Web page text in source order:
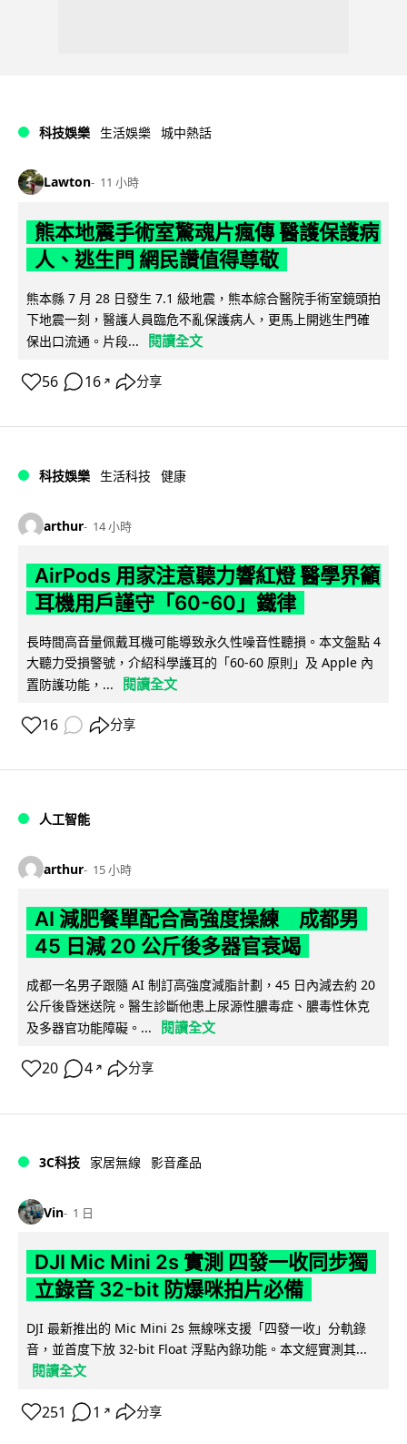
科技娛樂 生活娛樂 城中熱話
Lawton 11 小時
熊本地震手術室驚魂片瘋傳 醫護保護病
人、逃生門 網民讚值得尊敬
熊本縣 7 月 28 日發生 7.1 級地震，熊本綜合醫院手術室鏡頭拍
下地震一刻，醫護人員臨危不亂保護病人，更馬上開逃生門確
保出口流通。片段...
閱讀全文
56 16 ↗ 分享
科技娛樂 生活科技 健康
arthur 14 小時
AirPods 用家注意聽力響紅燈 醫學界籲
耳機用戶謹守「60-60」鐵律
長時間高音量佩戴耳機可能導致永久性噪音性聽損。本文盤點 4
大聽力受損警號，介紹科學護耳的「60-60 原則」及 Apple 內
置防護功能，...
閱讀全文
16 分享
人工智能
arthur 15 小時
AI 減肥餐單配合高強度操練 成都男
45 日減 20 公斤後多器官衰竭
成都一名男子跟隨 AI 制訂高強度減脂計劃，45 日內減去約 20
公斤後昏迷送院。醫生診斷他患上尿源性膿毒症、膿毒性休克
及多器官功能障礙。...
閱讀全文
20 4 ↗ 分享
3C科技 家居無線 影音產品
Vin 1 日
DJI Mic Mini 2s 實測 四發一收同步獨
立錄音 32-bit 防爆咪拍片必備
DJI 最新推出的 Mic Mini 2s 無線咪支援「四發一收」分軌錄
音，並首度下放 32-bit Float 浮點內錄功能。本文經實測其...
閱讀全文
251 1 ↗ 分享